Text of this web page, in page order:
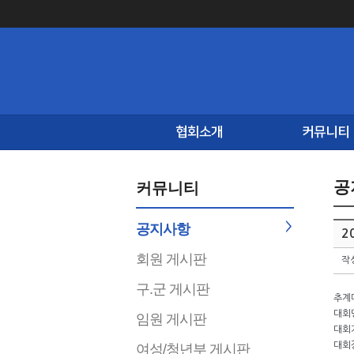
협회소개 커뮤니티
커뮤니티
공지사항
회원 게시판
구.군 게시판
임원 게시판
여성/청년부 게시판
작
추계
대회
대회
대회